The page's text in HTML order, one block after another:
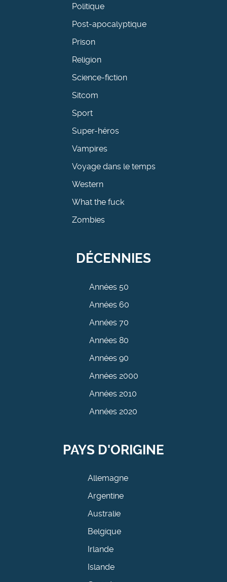
Politique
Post-apocalyptique
Prison
Religion
Science-fiction
Sitcom
Sport
Super-héros
Vampires
Voyage dans le temps
Western
What the fuck
Zombies
DÉCENNIES
Années 50
Années 60
Années 70
Années 80
Années 90
Années 2000
Années 2010
Années 2020
PAYS D'ORIGINE
Allemagne
Argentine
Australie
Belgique
Irlande
Islande